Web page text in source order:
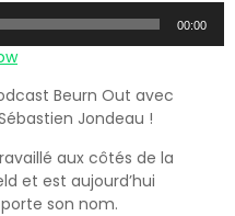
00:00
Beurn Out avec
Jondeau !
aux côtés de la
et est aujourd’hui
son nom.